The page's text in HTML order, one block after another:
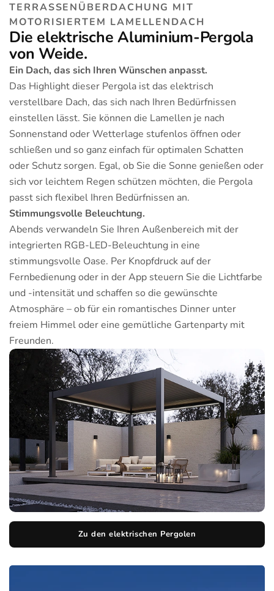
TERRASSENÜBERDACHUNG MIT
MOTORISIERTEM LAMELLENDACH
Die elektrische Aluminium-Pergola
von Weide.
Ein Dach, das sich Ihren Wünschen anpasst.
Das Highlight dieser Pergola ist das elektrisch
verstellbare Dach, das sich nach Ihren Bedürfnissen
einstellen lässt. Sie können die Lamellen je nach
Sonnenstand oder Wetterlage stufenlos öffnen oder
schließen und so ganz einfach für optimalen Schatten
oder Schutz sorgen. Egal, ob Sie die Sonne genießen oder
sich vor leichtem Regen schützen möchten, die Pergola
passt sich flexibel Ihren Bedürfnissen an.
Stimmungsvolle Beleuchtung.
Abends verwandeln Sie Ihren Außenbereich mit der
integrierten RGB-LED-Beleuchtung in eine
stimmungsvolle Oase. Per Knopfdruck auf der
Fernbedienung oder in der App steuern Sie die Lichtfarbe
und -intensität und schaffen so die gewünschte
Atmosphäre – ob für ein romantisches Dinner unter
freiem Himmel oder eine gemütliche Gartenparty mit
Freunden.
Zu den elektrischen Pergolen